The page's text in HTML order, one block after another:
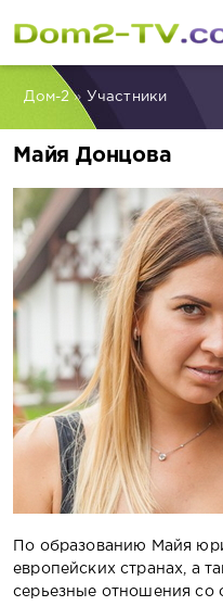
Дом-2» Участники
Майя Донцова
По образованию Майя
европейских странах, а
серьезные отношения со